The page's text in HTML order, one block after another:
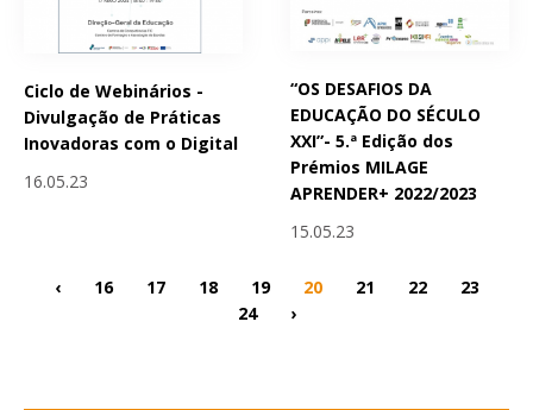
Ciclo de Webinários -
Divulgação de Práticas
Inovadoras com o Digital
16.05.23
“OS DESAFIOS DA
EDUCAÇÃO DO SÉCULO
XXI”- 5.ª Edição dos
Prémios MILAGE
APRENDER+ 2022/2023
15.05.23
‹ 16 17 18 19 20 21 22
23
24
›